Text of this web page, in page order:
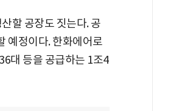
할 공장도 짓는다. 공
예정이다. 한화에어로
대 등을 공급하는 1조4